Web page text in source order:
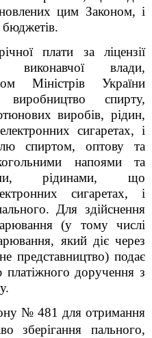
цим Законом, і
бюджетів.
плати за ліцензії
виконавчої влади,
Міністрів України
спирту,
виробів, рідин,
сигаретах, і
спиртом, оптову та
напоями та
рідинами, що
сигаретах, і
Для здійснення
(у тому числі
який діє через
представництво) подає
платіжного доручення з
№ 481 для отримання
зберігання пального,